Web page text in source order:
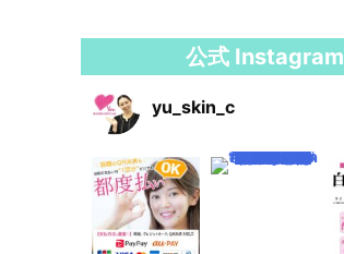
公式 Instagram
yu_skin_c